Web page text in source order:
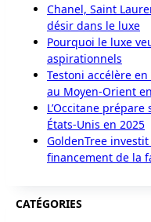
Chanel, Saint
désir dans le luxe
Pourquoi le luxe
aspirationnels
Testoni accélère
au Moyen-Orient
L’Occitane
États-Unis en 2025
GoldenTree
financement de la
CATÉGORIES